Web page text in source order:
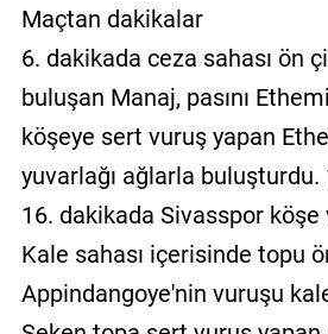
Maçtan dakikalar
6. dakikada ceza sahası ön
buluşan Manaj, pasını
köşeye sert vuruş yapan
yuvarlağı ağlarla buluşturdu.
16. dakikada Sivasspor köşe
Kale sahası içerisinde topu
Appindangoye'nin vuruşu